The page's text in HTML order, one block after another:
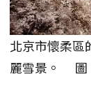
北京市懷柔區
麗雪景。 圖